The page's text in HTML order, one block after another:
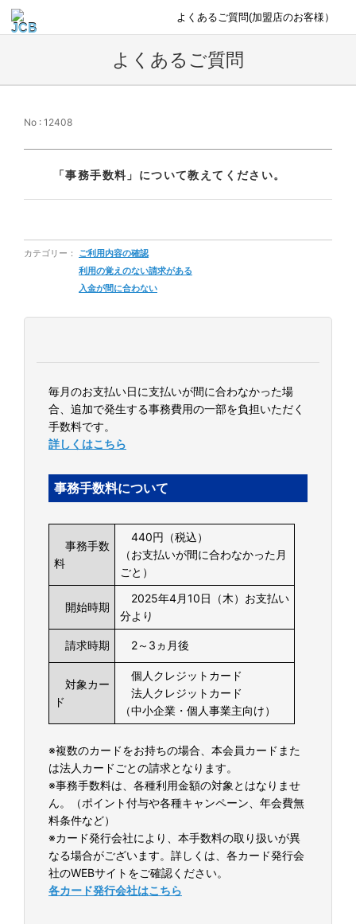
よくあるご質問(加盟店のお客様）
よくあるご質問
No : 12408
「事務手数料」について教えてください。
カテゴリー：
ご利用内容の確認
利用の覚えのない請求がある
入金が間に合わない
毎月のお支払い日に支払いが間に合わなかった場
合、追加で発生する事務費用の一部を負担いただく
手数料です。
詳しくはこちら
事務手数料について
事務手数
料
440円（税込）
（お支払いが間に合わなかった月
ごと）
開始時期
2025年4月10日（木）お支払い
分より
請求時期 2～3ヵ月後
対象カー
ド
個人クレジットカード
法人クレジットカード
（中小企業・個人事業主向け）
※複数のカードをお持ちの場合、本会員カードまた
は法人カードごとの請求となります。
※事務手数料は、各種利用金額の対象とはなりませ
ん。（ポイント付与や各種キャンペーン、年会費無
料条件など）
※カード発行会社により、本手数料の取り扱いが異
なる場合がございます。詳しくは、各カード発行会
社のWEBサイトをご確認ください。
各カード発行会社はこちら